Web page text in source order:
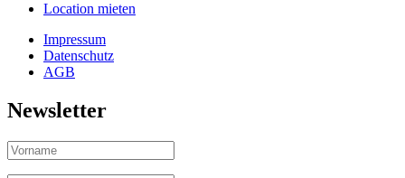
Location mieten
Impressum
Datenschutz
AGB
Newsletter